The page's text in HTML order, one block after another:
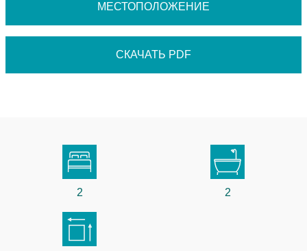
МЕСТОПОЛОЖЕНИЕ
СКАЧАТЬ PDF
2 2